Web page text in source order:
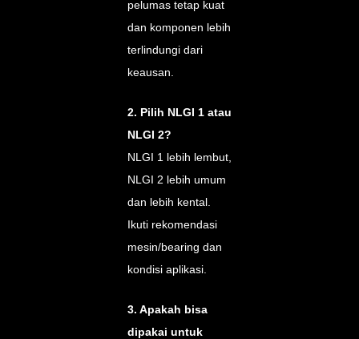
pelumas tetap kuat
dan komponen lebih
terlindungi dari
keausan.
2. Pilih NLGI 1 atau
NLGI 2?
NLGI 1 lebih lembut,
NLGI 2 lebih umum
dan lebih kental.
Ikuti rekomendasi
mesin/bearing dan
kondisi aplikasi.
3. Apakah bisa
dipakai untuk